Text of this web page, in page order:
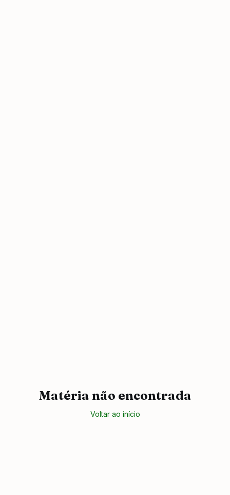
Matéria não encontrada
Voltar ao início